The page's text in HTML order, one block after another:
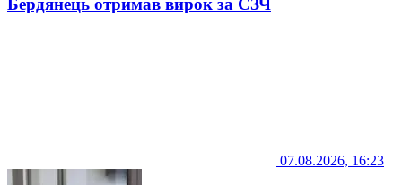
Бердянець отримав вирок за СЗЧ
07.08.2026, 16:23